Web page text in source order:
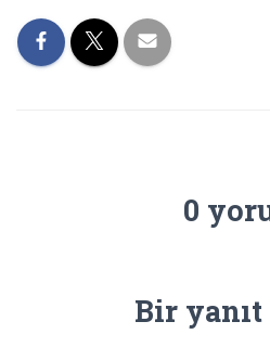
0
Bir yanıt